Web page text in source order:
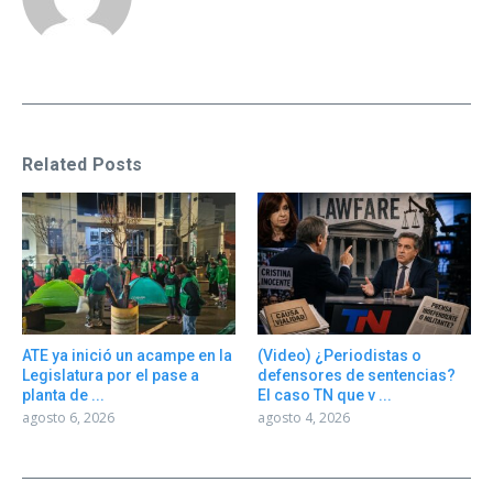
Related Posts
ATE ya inició un acampe en la
Legislatura por el pase a
planta de ...
agosto 6, 2026
(Video) ¿Periodistas o
defensores de sentencias?
El caso TN que v ...
agosto 4, 2026